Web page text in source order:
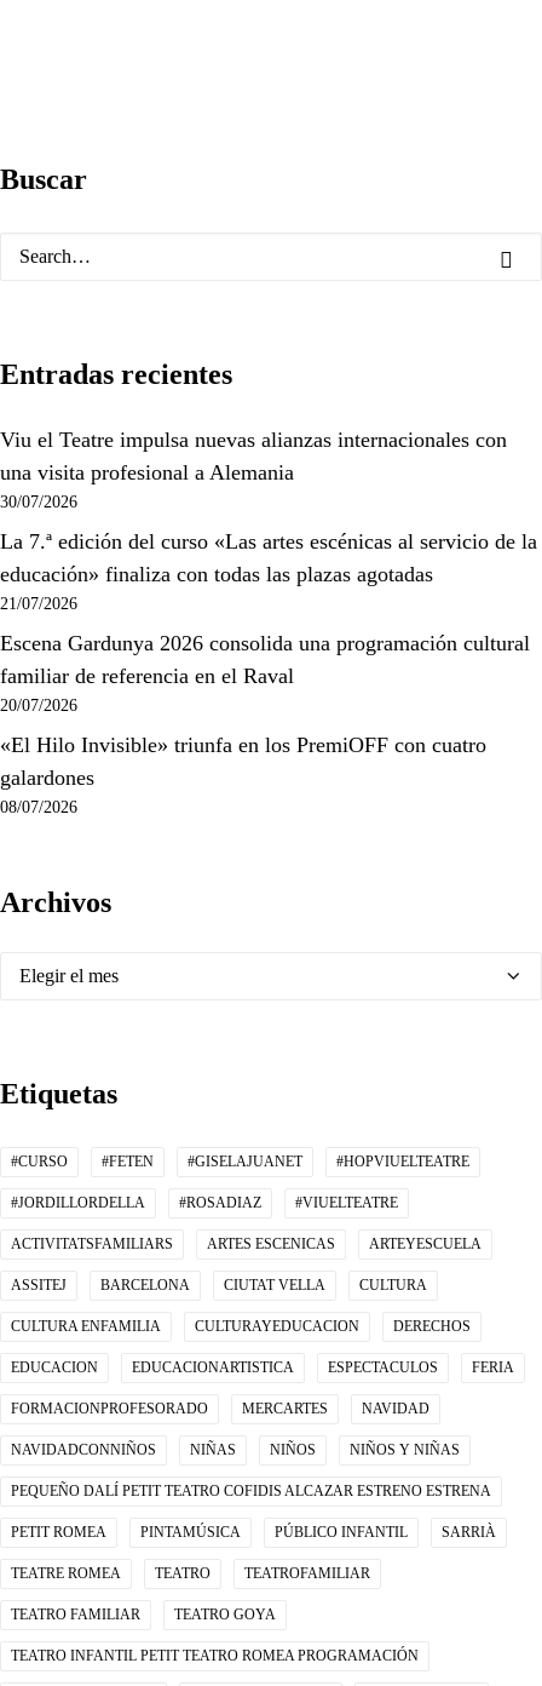
Buscar
Entradas recientes
Viu el Teatre impulsa nuevas alianzas internacionales con
una visita profesional a Alemania
30/07/2026
La 7.ª edición del curso «Las artes escénicas al servicio de la
educación» finaliza con todas las plazas agotadas
21/07/2026
Escena Gardunya 2026 consolida una programación cultural
familiar de referencia en el Raval
20/07/2026
«El Hilo Invisible» triunfa en los PremiOFF con cuatro
galardones
08/07/2026
Archivos
Archivos
Etiquetas
#CURSO #FETEN #GISELAJUANET #HOPVIUELTEATRE
#JORDILLORDELLA #ROSADIAZ #VIUELTEATRE
ACTIVITATSFAMILIARS ARTES ESCENICAS ARTEYESCUELA
ASSITEJ BARCELONA CIUTAT VELLA CULTURA
CULTURA ENFAMILIA CULTURAYEDUCACION DERECHOS
EDUCACION EDUCACIONARTISTICA ESPECTACULOS FERIA
FORMACIONPROFESORADO MERCARTES NAVIDAD
NAVIDADCONNIÑOS NIÑAS NIÑOS NIÑOS Y NIÑAS
PEQUEÑO DALÍ PETIT TEATRO COFIDIS ALCAZAR ESTRENO ESTRENA
PETIT ROMEA PINTAMÚSICA PÚBLICO INFANTIL SARRIÀ
TEATRE ROMEA TEATRO TEATROFAMILIAR
TEATRO FAMILIAR TEATRO GOYA
TEATRO INFANTIL PETIT TEATRO ROMEA PROGRAMACIÓN